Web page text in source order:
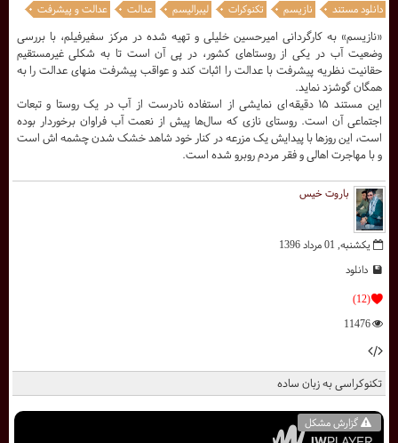
گزارش مشکل
تکنوکراسی به زبان ساده
باروت خیس
یکشنبه, 01 مرداد 1396
دانلود
(12)
11476
«نازیسم» به کارگردانی امیرحسین خلیلی و تهیه شده در مرکز سفیرفیلم، با بررسی
وضعیت آب در یکی از روستاهای کشور، در پی آن است تا به شکلی غیرمستقیم
حقانیت نظریه پیشرفت با عدالت را اثبات کند و عواقب پیشرفت منهای عدالت را به
همگان گوشزد نماید.
این مستند ۱۵ دقیقه ای نمایشی از استفاده نادرست از آب در یک روستا و تبعات
اجتماعی آن است. روستای نازی که سال‌ها پیش از نعمت آب فراوان برخوردار بوده
است، این روزها با پیدایش یک مزرعه در کنار خود شاهد خشک شدن چشمه اش است
و با مهاجرت اهالی و فقر مردم روبرو شده است.
دانلود مستند نازیسم تکنوکرات لیبرالیسم عدالت عدالت و پیشرفت